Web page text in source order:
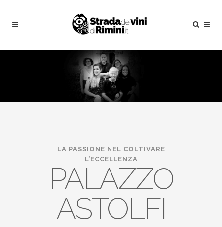
LA PASSIONE NEL COLTIVARE
L’ECCELLENZA
PALAZZO
ASTOLFI